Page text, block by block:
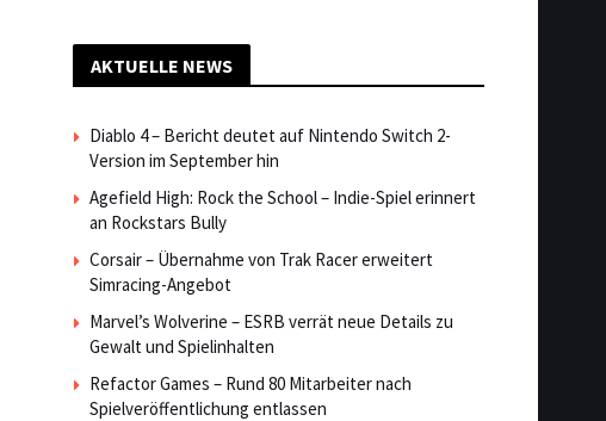
AKTUELLE NEWS
Diablo 4 – Bericht deutet auf Nintendo Switch 2-
Version im September hin
Agefield High: Rock the School – Indie-Spiel erinnert
an Rockstars Bully
Corsair – Übernahme von Trak Racer erweitert
Simracing-Angebot
Marvel’s Wolverine – ESRB verrät neue Details zu
Gewalt und Spielinhalten
Refactor Games – Rund 80 Mitarbeiter nach
Spielveröffentlichung entlassen